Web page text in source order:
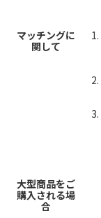
マッチングに
関して
大型商品をご
購入される場
合